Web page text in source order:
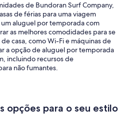
de Bundoran Surf Company,
de férias para uma viagem
aluguel por temporada com
as melhores comodidades para se
casa, como Wi-Fi e máquinas de
a opção de aluguel por temporada
incluindo recursos de
não fumantes.
opções para o seu estilo